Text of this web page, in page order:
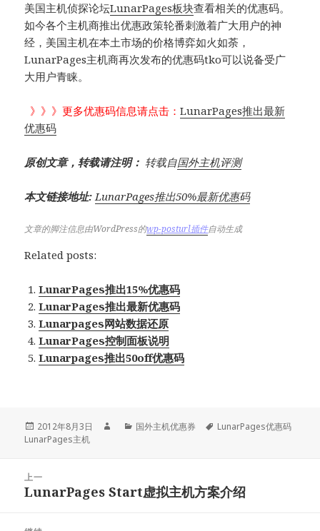
美国主机侦探论坛LunarPages板块查看相关的优惠码。
如今各个主机商推出优惠政策轮番刺激着广大用户的神
经，美国主机在本土市场的价格博弈如火如荼，
LunarPages主机商再次发布的优惠码tko可以说备受广
大用户青睐。
》》》更多优惠码信息请点击：LunarPages推出最新
优惠码
原创文章，转载请注明： 转载自国外主机评测
本文链接地址: LunarPages推出50%最新优惠码
文章的脚注信息由WordPress的wp-posturl插件自动生成
Related posts:
LunarPages推出15%优惠码
LunarPages推出最新优惠码
Lunarpages网站数据还原
LunarPages控制面板说明
Lunarpages推出50off优惠码
发
布
2012年8月3日
分
国外主机优惠券
标
LunarPages优惠码
LunarPages主机
上一
上
文
LunarPages Start虚拟主机方案介绍